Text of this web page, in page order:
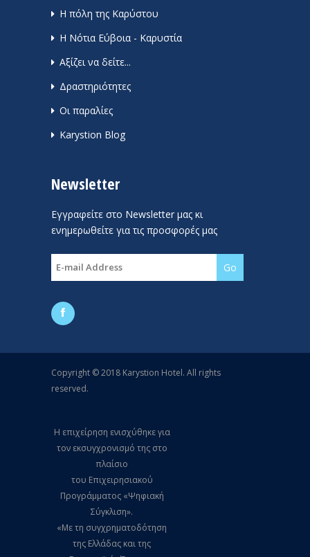
Η πόλη της Καρύστου
Η Νότια Εύβοια - Καρυστία
Αξίζει να δείτε...
Δραστηριότητες
Οι παραλίες
Karystion Blog
Newsletter
Εγγραφείτε στο Newsletter μας κι
ενημερωθείτε για τις προσφορές μας
Copyright © 2018 Karystion Hotel. All rights
reserved.
Η επιχείρηση ενισχύθηκε για
τον εκσυγχρονισμό της στο
πλαίσιο
του Επιχειρησιακού
Προγράμματος «Ψηφιακή
Σύγκλιση».
«Με τη συγχρηματοδότηση
της Ελλάδας και της